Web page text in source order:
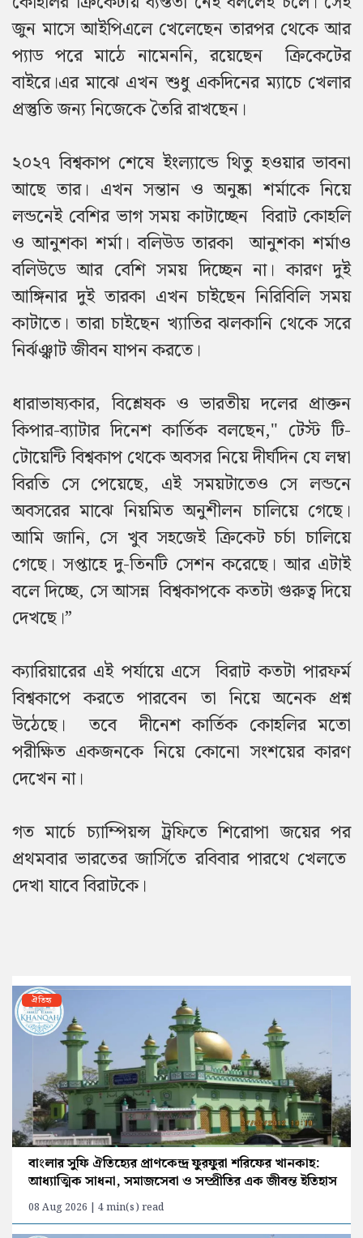
জুন মাসে আইপিএলে খেলেছেন তারপর থেকে আর
প্যাড পরে মাঠে নামেননি, রয়েছেন ক্রিকেটের
বাইরে।এর মাঝে এখন শুধু একদিনের ম্যাচে খেলার
প্রস্তুতি জন্য নিজেকে তৈরি রাখছেন।
২০২৭ বিশ্বকাপ শেষে ইংল্যান্ডে থিতু হওয়ার ভাবনা
আছে তার। এখন সন্তান ও অনুষ্কা শর্মাকে নিয়ে
লন্ডনেই বেশির ভাগ সময় কাটাচ্ছেন বিরাট কোহলি
ও আনুশকা শর্মা। বলিউড তারকা আনুশকা শর্মাও
বলিউডে আর বেশি সময় দিচ্ছেন না। কারণ দুই
আঙ্গিনার দুই তারকা এখন চাইছেন নিরিবিলি সময়
কাটাতে। তারা চাইছেন খ্যাতির ঝলকানি থেকে সরে
নির্ঝঞ্ঝাট জীবন যাপন করতে।
ধারাভাষ্যকার, বিশ্লেষক ও ভারতীয় দলের প্রাক্তন
কিপার-ব্যাটার দিনেশ কার্তিক বলছেন," টেস্ট টি-
টোয়েন্টি বিশ্বকাপ থেকে অবসর নিয়ে দীর্ঘদিন যে লম্বা
বিরতি সে পেয়েছে, এই সময়টাতেও সে লন্ডনে
অবসরের মাঝে নিয়মিত অনুশীলন চালিয়ে গেছে।
আমি জানি, সে খুব সহজেই ক্রিকেট চর্চা চালিয়ে
গেছে। সপ্তাহে দু-তিনটি সেশন করেছে। আর এটাই
বলে দিচ্ছে, সে আসন্ন বিশ্বকাপকে কতটা গুরুত্ব দিয়ে
দেখছে।”
ক্যারিয়ারের এই পর্যায়ে এসে বিরাট কতটা পারফর্ম
বিশ্বকাপে করতে পারবেন তা নিয়ে অনেক প্রশ্ন
উঠেছে। তবে দীনেশ কার্তিক কোহলির মতো
পরীক্ষিত একজনকে নিয়ে কোনো সংশয়ের কারণ
দেখেন না।
গত মার্চে চ্যাম্পিয়ন্স ট্রফিতে শিরোপা জয়ের পর
প্রথমবার ভারতের জার্সিতে রবিবার পারথে খেলতে
দেখা যাবে বিরাটকে।
ঐতিহ্য
বাংলার সুফি ঐতিহ্যের প্রাণকেন্দ্র ফুরফুরা শরিফের খানকাহ:
আধ্যাত্মিক সাধনা, সমাজসেবা ও সম্প্রীতির এক জীবন্ত ইতিহাস
08 Aug 2026 | 4 min(s) read